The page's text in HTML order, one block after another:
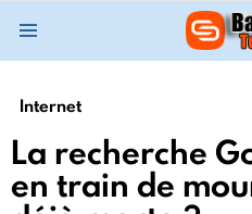
Internet
La recherche
en train de